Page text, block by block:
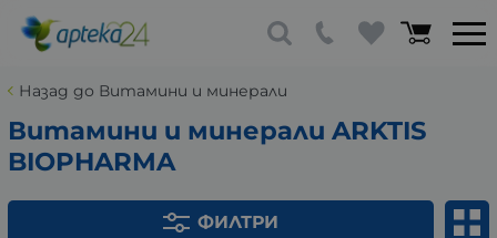
Назад до Витамини и минерали
Витамини и минерали ARKTIS
BIOPHARMA
ФИЛТРИ